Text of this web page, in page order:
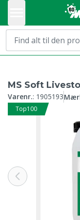
MS Soft
Varenr.: 1905193
Top100